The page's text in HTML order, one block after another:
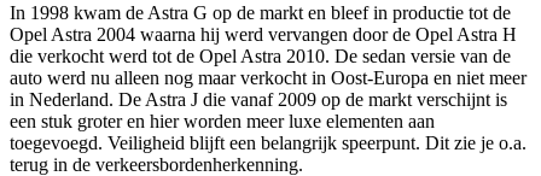
In 1998 kwam de Astra G op de markt en bleef in productie tot de
Opel Astra 2004 waarna hij werd vervangen door de Opel Astra H
die verkocht werd tot de Opel Astra 2010. De sedan versie van de
auto werd nu alleen nog maar verkocht in Oost-Europa en niet meer
in Nederland. De Astra J die vanaf 2009 op de markt verschijnt is
een stuk groter en hier worden meer luxe elementen aan
toegevoegd. Veiligheid blijft een belangrijk speerpunt. Dit zie je o.a.
terug in de verkeersbordenherkenning.